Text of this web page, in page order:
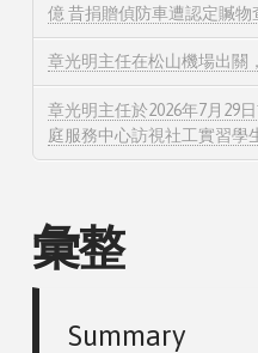
億 昔捐贈偵防車遭認定贓物
章光明主任在松山機場出關
章光明主任於2026年7月29
庭服務中心訪視社工實習學
彙整
Summary